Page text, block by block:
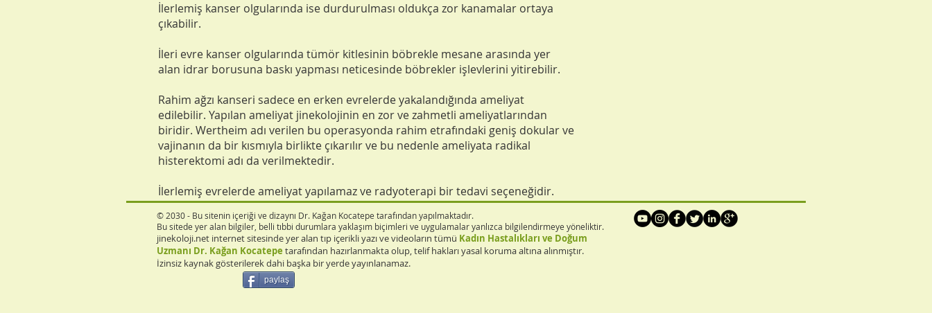
İlerlemiş kanser olgularında ise durdurulması oldukça zor kanamalar ortaya
çıkabilir.
İleri evre kanser olgularında tümör kitlesinin böbrekle mesane arasında yer
alan idrar borusuna baskı yapması neticesinde böbrekler işlevlerini yitirebilir.
Rahim ağzı kanseri sadece en erken evrelerde yakalandığında ameliyat
edilebilir. Yapılan ameliyat jinekolojinin en zor ve zahmetli ameliyatlarından
biridir. Wertheim adı verilen bu operasyonda rahim etrafındaki geniş dokular ve
vajinanın da bir kısmıyla birlikte çıkarılır ve bu nedenle ameliyata radikal
histerektomi adı da verilmektedir.
İlerlemiş evrelerde ameliyat yapılamaz ve radyoterapi bir tedavi seçeneğidir.
© 2030 - Bu sitenin içeriği ve dizaynı Dr. Kağan Kocatepe tarafından yapılmaktadır.
Bu sitede yer alan bilgiler, belli tıbbi durumlara yaklaşım biçimleri ve uygulamalar yanlızca bilgilendirmeye yöneliktir.
jinekoloji.net internet sitesinde yer alan tıp içerikli yazı ve videoların tümü Kadın Hastalıkları ve Doğum
Uzmanı Dr. Kağan Kocatepe tarafından hazırlanmakta olup, telif hakları yasal koruma altına alınmıştır.
İzinsiz kaynak gösterilerek dahi başka bir yerde yayınlanamaz.
paylaş